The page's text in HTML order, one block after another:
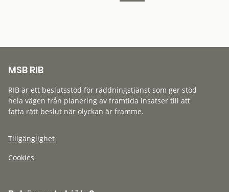
MSB RIB
RIB är ett beslutsstöd för räddningstjänst som ger stöd
hela vägen från planering av framtida insatser till att
fatta rätt beslut när olyckan är framme.
Tillgänglighet
Cookies